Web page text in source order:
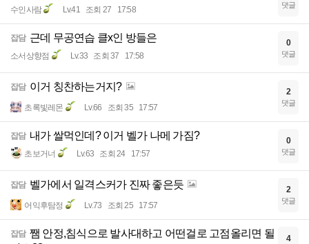
수인사람 Lv.41 조회 27 17:58 댓글
잡담 근데 무공연습 클x인 방들은
소서상향점 Lv.33 조회 37 17:58
0
댓글
잡담 이거 칭찬하는거지?
초록빛레몬 Lv.66 조회 35 17:57
2
댓글
잡담 내가 쌀먹인데? 이거 벨가 나메 가짐?
초보거너 Lv.63 조회 24 17:57
0
댓글
잡담 벨가에서 일격스커가 진짜 좋은듯
어익후탐정 Lv.73 조회 25 17:57
2
댓글
잡담 쨈 안정,침식으로 발사대하고 어떤걸로 고점올리면 될
4